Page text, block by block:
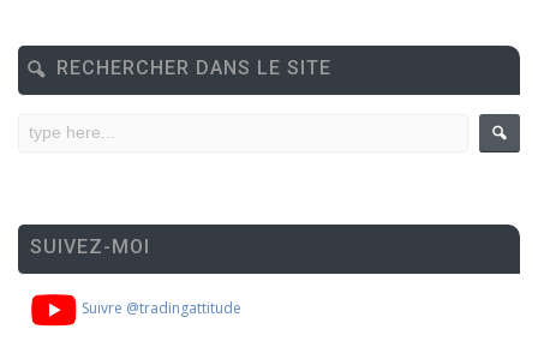
RECHERCHER DANS LE SITE
SUIVEZ-MOI
Suivre @tradingattitude